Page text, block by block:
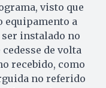
visto que
equipamento a
instalado no
de volta
recebido, como
no referido